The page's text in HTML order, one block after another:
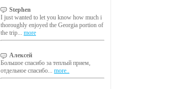
Stephen
I just wanted to let you know how much i
thoroughly enjoyed the Georgia portion of
the trip... more
Алексей
Большое спасибо за теплый прием,
отдельное спасибо... more..